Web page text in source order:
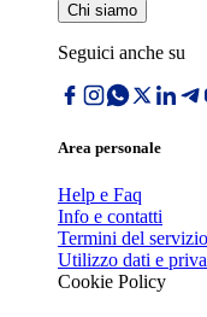
Chi siamo
Seguici anche su
Area personale
Help e Faq
Info e contatti
Termini del servizio
Utilizzo dati e
Cookie Policy